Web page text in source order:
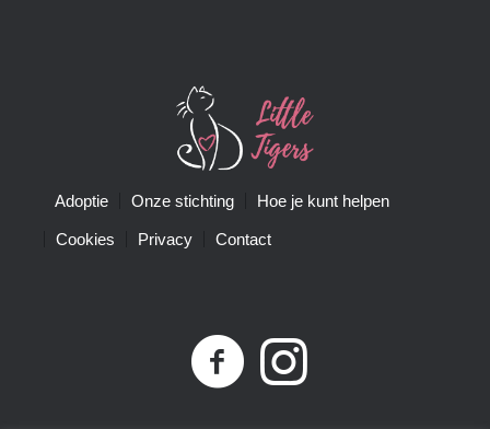
Adoptie Onze stichting Hoe je kunt helpen
Cookies Privacy Contact